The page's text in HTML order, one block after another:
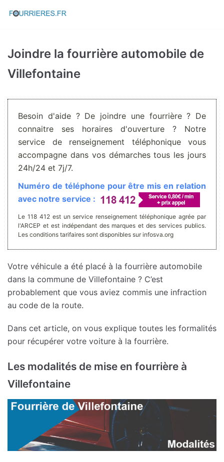
Aller
Joindre la fourrière automobile de
Villefontaine
Besoin d'aide ? De joindre une fourrière ? De
connaitre ses horaires d'ouverture ? Notre
service de renseignement téléphonique vous
accompagne dans vos démarches tous les jours
24h/24 et 7j/7.
Numéro de téléphone pour être mis en relation
avec notre service :
Le 118 412 est un service renseignement téléphonique agrée par
l'ARCEP et est indépendant des marques et des services publics.
Les conditions tarifaires sont disponibles sur infosva.org
Votre véhicule a été placé à la fourrière automobile
dans la commune de Villefontaine ? C’est
probablement que vous aviez commis une infraction
au code de la route.
Dans cet article, on vous explique toutes les formalités
pour récupérer votre voiture à la fourrière.
Les modalités de mise en fourrière à
Villefontaine